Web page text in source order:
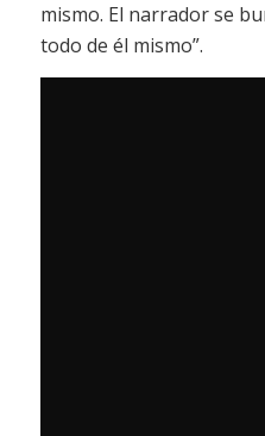
mismo. El narrador se
todo de él mismo”.